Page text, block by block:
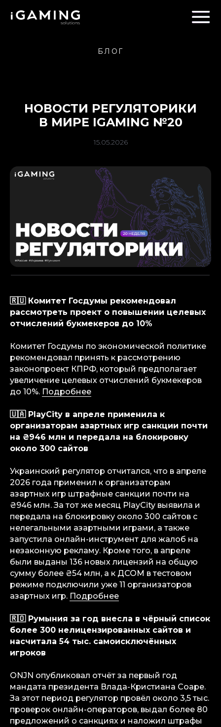
БЛОГ
НОВОСТИ РЕГУЛЯТОРИКИ
В МИРЕ IGAMING №20
15.05.2026
🇷🇺 Комитет Госдумы рекомендовал
рассмотреть проект о повышении целевых
отчислений букмекеров до 10%
Комитет Госдумы по экономической политике
рекомендовал принять к рассмотрению
законопроект КПРФ, который предполагает
увеличение целевых отчислений букмекеров
до 10%. Подробнее
🇺🇦 PlayCity в апреле применила к
организаторам азартных игр санкции почти
на ₴946 млн и передала на блокировку
около 300 сайтов
Украинский регулятор отчитался, что в апреле
2026 года применил к организаторам
азартных игр штрафные санкции почти на
₴946 млн. За тот же месяц PlayCity выявила и
передала на блокировку около 300 сайтов с
нелегальными азартными играми, а также
запустила онлайн-инструмент для жалоб на
незаконную рекламу. Кроме того, в апреле
были выданы 136 новых лицензий на общую
сумму более ₴54 млн, а к ДСОМ в тестовом
режиме подключили уже 11 организаторов
азартных игр. Подробнее
🇷🇴 Румыния за год внесла в чёрный список
более 300 нелицензированных сайтов и
насчитала 54 тыс. самоисключённых
игроков
ONJN опубликовал отчёт за первый год
мандата президента Влада-Кристиана Соаре.
За этот период регулятор провёл около 3,5 тыс.
проверок онлайн-операторов, выдал более 80
предложений о санкциях и наложил штрафы
info@igaming-solutions.io
iGS — ваш ориентир в индустрии
гемблинга и беттинга. Мы можем быть
полезны на всех уровнях — от новостей
и обзоров до аналитических разборов
и консалтинговой поддержки.